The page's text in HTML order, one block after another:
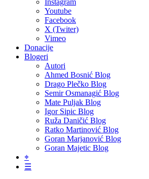
Instagram
Youtube
Facebook
X (Twiter)
Vimeo
Donacije
Blogeri
Autori
Ahmed Bosnić Blog
Drago Plečko Blog
Semir Osmanagić Blog
Mate Puljak Blog
Igor Sipic Blog
Ruža Daničić Blog
Ratko Martinović Blog
Goran Marjanović Blog
Goran Majetic Blog
⌖
☰